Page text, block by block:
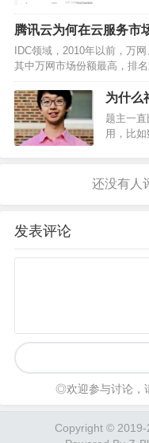
你看一眼
一直用苹
腾讯云为何在云服务市
IDC领域，2010年以前，万
其中万网市场份额最高，排
http://www.net.cn ，通过该
成立，直接收购了万网，大
为什么
么原理
题主一
用，比
自己去年
权价格
发表评论
◎欢迎参与讨论，
Copyright © 2019-